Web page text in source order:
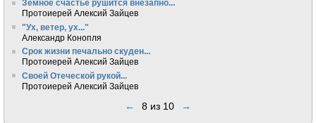
Земное счастье рушится внезапно...
Протоиерей Алексий Зайцев
"Ух, ветер, ух..."
Александр Конопля
Срок жизни печально скуден...
Протоиерей Алексий Зайцев
Своей Отеческой рукой...
Протоиерей Алексий Зайцев
← 8 из 10 →